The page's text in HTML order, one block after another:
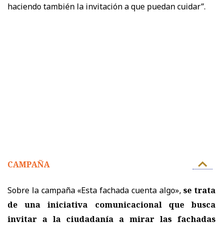
haciendo también la invitación a que puedan cuidar”.
CAMPAÑA
Sobre la campaña «Esta fachada cuenta algo»,se trata
de una iniciativa comunicacional que busca
invitar a la ciudadanía a mirar las fachadas